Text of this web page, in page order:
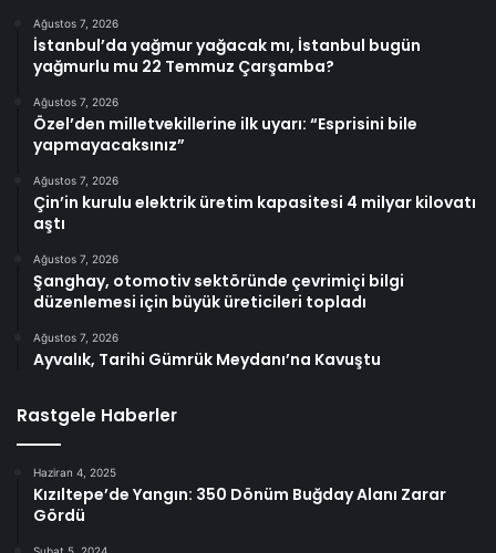
Ağustos 7, 2026
İstanbul’da yağmur yağacak mı, İstanbul bugün
yağmurlu mu 22 Temmuz Çarşamba?
Ağustos 7, 2026
Özel’den milletvekillerine ilk uyarı: “Esprisini bile
yapmayacaksınız”
Ağustos 7, 2026
Çin’in kurulu elektrik üretim kapasitesi 4 milyar kilovatı
aştı
Ağustos 7, 2026
Şanghay, otomotiv sektöründe çevrimiçi bilgi
düzenlemesi için büyük üreticileri topladı
Ağustos 7, 2026
Ayvalık, Tarihi Gümrük Meydanı’na Kavuştu
Rastgele Haberler
Haziran 4, 2025
Kızıltepe’de Yangın: 350 Dönüm Buğday Alanı Zarar
Gördü